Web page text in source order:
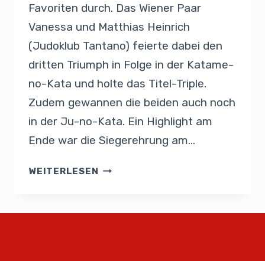
Favoriten durch. Das Wiener Paar
Vanessa und Matthias Heinrich
(Judoklub Tantano) feierte dabei den
dritten Triumph in Folge in der Katame-
no-Kata und holte das Titel-Triple.
Zudem gewannen die beiden auch noch
in der Ju-no-Kata. Ein Highlight am
Ende war die Siegerehrung am…
WEITERLESEN